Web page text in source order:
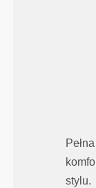
stylu.